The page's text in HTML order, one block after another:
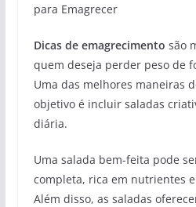
para Emagrecer
Dicas de emagrecimento são
quem deseja perder peso de
Uma das melhores maneiras
objetivo é incluir saladas
diária.
Uma salada bem-feita pode
completa, rica em nutrientes
Além disso, as saladas